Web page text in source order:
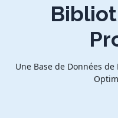
Une Base de Données